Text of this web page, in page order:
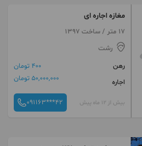
مغازه اجاره ای
17 متر / ساخت 1397
رشت
رهن
400 تومان
اجاره
50,000,000 تومان
بیش از 12 ماه پیش 091163***42